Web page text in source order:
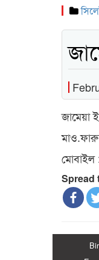
জামেয়া
Spread